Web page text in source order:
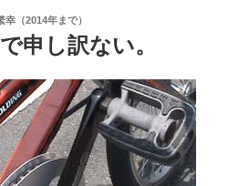
幸（2014年まで）
申し訳ない。